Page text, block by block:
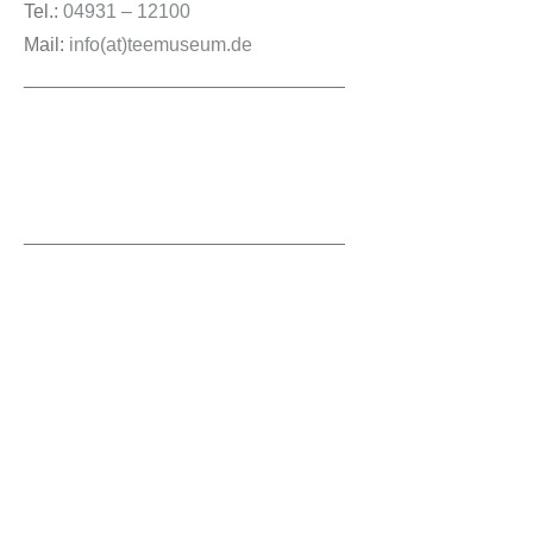
Tel.: 04931 – 12100
Mail: info(at)teemuseum.de